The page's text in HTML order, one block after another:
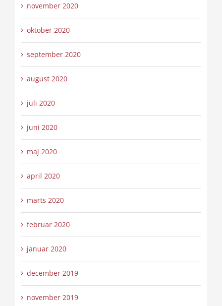
november 2020
oktober 2020
september 2020
august 2020
juli 2020
juni 2020
maj 2020
april 2020
marts 2020
februar 2020
januar 2020
december 2019
november 2019